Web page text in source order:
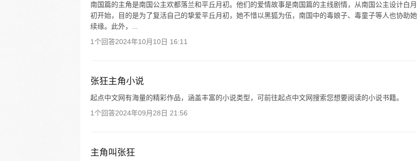
南国篇的主角是南国公主欢都落兰和平丘月初。他们的爱情故事是南国篇的主线剧情，从南国公主设计白月
初开始，目的是为了复活自己的挚爱平丘月初，她不惜以黑狐为伍，南国中的毒娘子、毒童子等人也协助她
续缘。此外，...
1个回答2024年10月10日 16:11
张狂主角小说
起点中文网有海量的精彩作品，涵盖丰富的小说类型，可前往起点中文网搜索您想要阅读的小说书籍。
1个回答2024年09月28日 21:56
主角叫张狂